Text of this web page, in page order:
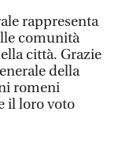
rappresenta
comunità
città. Grazie
della
romeni
il loro voto